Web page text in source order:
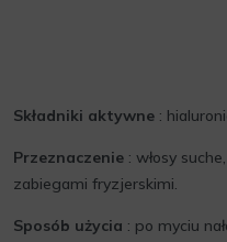
Składniki aktywne :
Przeznaczenie : włosy
zabiegami fryzjerskimi.
Sposób użycia : po myciu